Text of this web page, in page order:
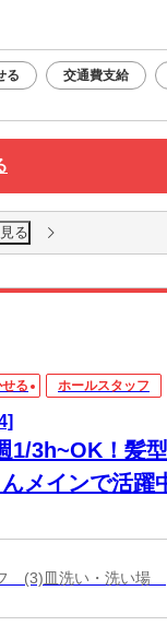
る 交通費支給
る
る ホールスタッフ
3h~OK！髪
メインで活躍
(3)皿洗い・洗い場